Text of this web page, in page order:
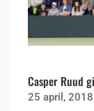
Casper Ruud
25 april,